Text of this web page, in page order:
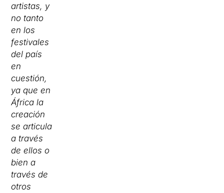
artistas, y
no tanto
en los
festivales
del país
en
cuestión,
ya que en
África la
creación
se articula
a través
de ellos o
bien a
través de
otros